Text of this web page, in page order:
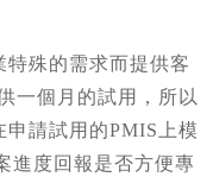
殊的需求而提供客
一個月的試用，所以
請試用的PMIS上模
進度回報是否方便專